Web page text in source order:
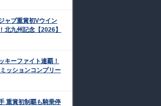
ャブ重賞初Vウイン
北九州記念【2026】
キーファイト連覇！
ッションコンプリー
重賞初制覇も騎乗停